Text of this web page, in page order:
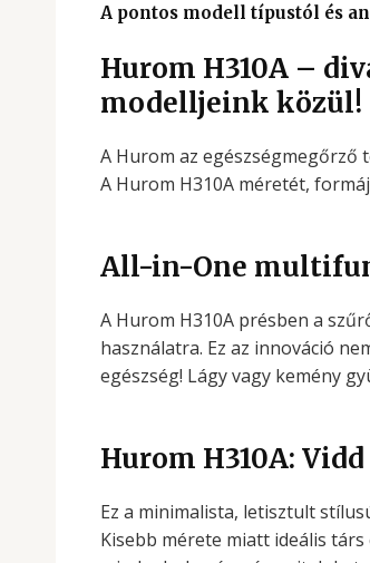
A pontos modell típustól és
Hurom H310A –
modelljeink közül!
A Hurom az
A Hurom H310A méretét,
All-in-One
A Hurom H310A présben a
használatra. Ez az innováció
egészség! Lágy vagy kemény
Hurom H310A:
Ez a minimalista, letisztult
Kisebb mérete miatt ideális